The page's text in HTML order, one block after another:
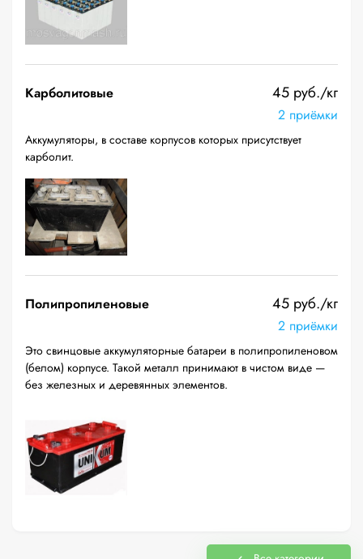
Карболитовые 45 руб./кг
2 приёмки
Аккумуляторы, в составе корпусов которых присутствует
карболит.
Полипропиленовые 45 руб./кг
2 приёмки
Это свинцовые аккумуляторные батареи в полипропиленовом
(белом) корпусе. Такой металл принимают в чистом виде —
без железных и деревянных элементов.